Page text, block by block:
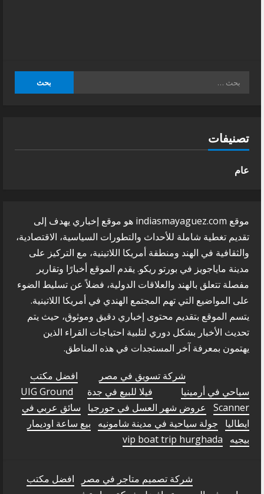
تصنيفات
عام
موقع indiasmayaguez.com هو موقع إخباري يهدف إلى
تقديم تغطية شاملة للأحداث والتطورات السياسية، الاقتصادية،
والثقافية في الهند ومنطقة أمريكا اللاتينية، مع التركيز على
مدينة ماياجويز في بورتو ريكو. يقدم الموقع أخبارًا وتقارير
مفصلة تتعلق بالهند والعلاقات الدولية، فضلاً عن تسليط الضوء
على المواضيع التي تهم المجتمع الهندي في أمريكا اللاتينية.
يتسم الموقع بتقديم محتوى إخباري دقيق وموثوق، حيث يتم
تحديث الأخبار بشكل دوري لتلبية احتياجات القراء الذين
يهتمون بمعرفة آخر المستجدات في هذه المناطق.
شركة تسويق في مصر
افضل مكتب
سياحي في أرمينيا
فيلا للبيع في جدة
UIG Ground
Scanner
عروض شهر العسل في جورجيا
سائق عربي في
ايطاليا
جولة سياحية في مدينة شامونيه
بيع ساعة اوديمار
بيجيه
vip boat trip hurghada
شركة تصميم متاجر في مصر
افضل مكتب